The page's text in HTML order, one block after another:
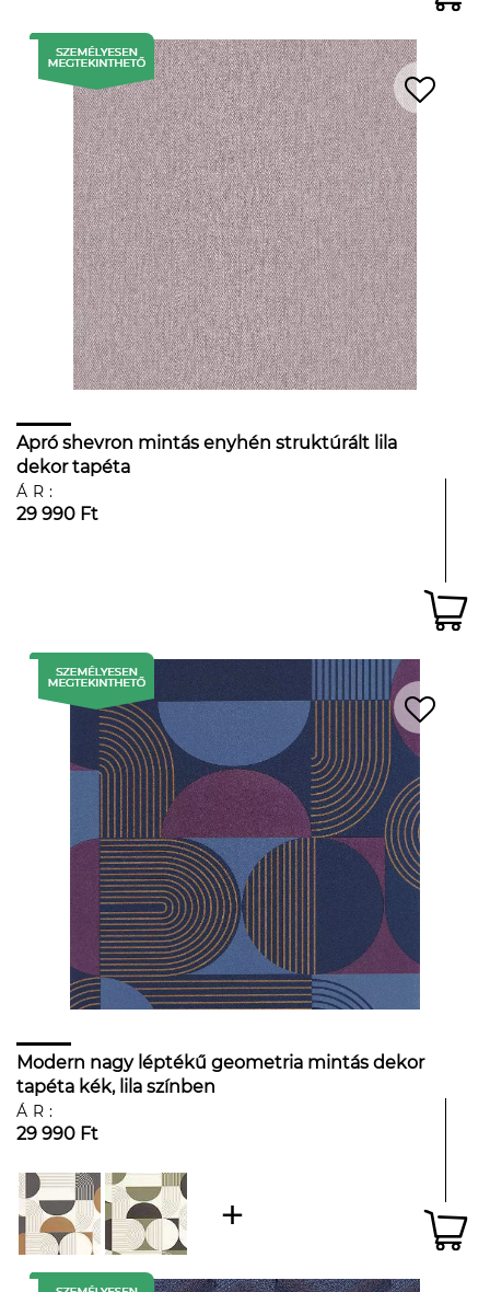
Apró shevron mintás enyhén struktúrált lila
dekor tapéta
ÁR:
29 990 Ft
Modern nagy léptékű geometria mintás dekor
tapéta kék, lila színben
ÁR:
29 990 Ft